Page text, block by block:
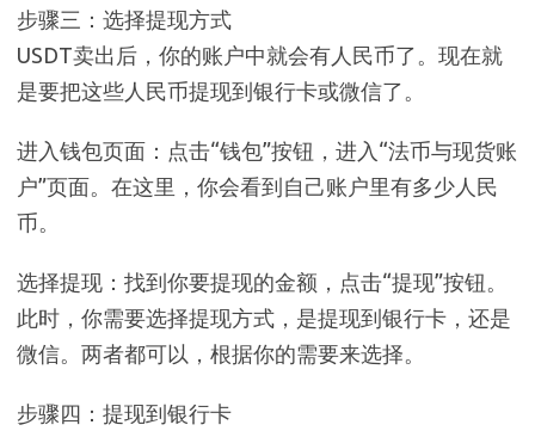
步骤三：选择提现方式
USDT卖出后，你的账户中就会有人民币了。现在就
是要把这些人民币提现到银行卡或微信了。
进入钱包页面：点击“钱包”按钮，进入“法币与现货账
户”页面。在这里，你会看到自己账户里有多少人民
币。
选择提现：找到你要提现的金额，点击“提现”按钮。
此时，你需要选择提现方式，是提现到银行卡，还是
微信。两者都可以，根据你的需要来选择。
步骤四：提现到银行卡